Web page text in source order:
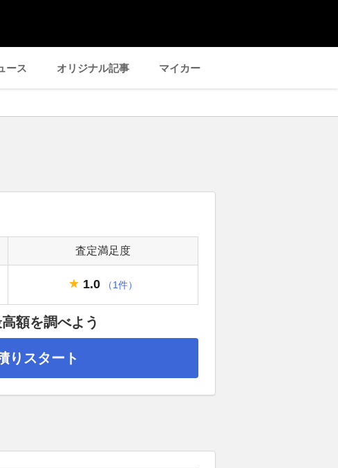
ース オリジナル記事 マイカー
査定満足度
1.0 （1件）
額を調べよう
りスタート